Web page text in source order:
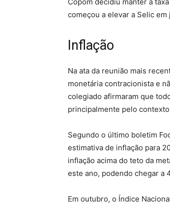
começou a elevar a Selic
Inflação
Na ata da reunião mais
monetária contracionista e
colegiado afirmaram que
principalmente pelo
Segundo o último boletim
estimativa de inflação para
inflação acima do teto da
este ano, podendo chegar a
Em outubro, o Índice